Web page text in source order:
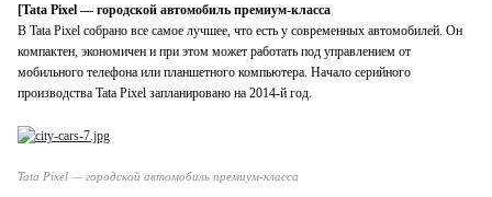
[Tata Pixel — городской автомобиль премиум-класса
В Tata Pixel собрано все самое лучшее, что есть у современных автомобилей. Он
компактен, экономичен и при этом может работать под управлением от
мобильного телефона или планшетного компьютера. Начало серийного
производства Tata Pixel запланировано на 2014-й год.
Tata Pixel — городской автомобиль премиум-класса